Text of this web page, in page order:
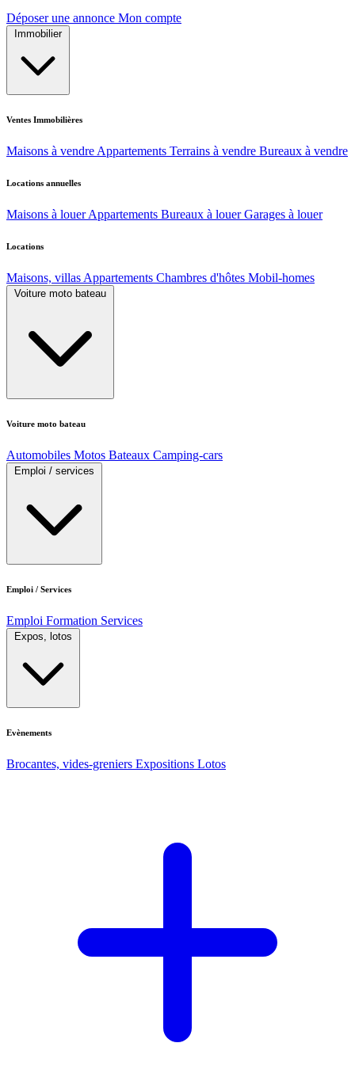
Déposer une annonce Mon compte
Immobilier
Ventes Immobilières
Maisons à vendre Appartements Terrains à vendre Bureaux à vendre
Locations annuelles
Maisons à louer Appartements Bureaux à louer Garages à louer
Locations
Maisons, villas Appartements Chambres d'hôtes Mobil-homes
Voiture moto bateau
Voiture moto bateau
Automobiles Motos Bateaux Camping-cars
Emploi / services
Emploi / Services
Emploi Formation Services
Expos, lotos
Evènements
Brocantes, vides-greniers Expositions Lotos